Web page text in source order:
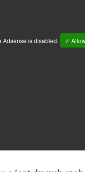
Adsense is disabled. ✓